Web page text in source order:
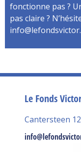
fonctionne pas ?
pas claire ?
Le Fonds
Cantersteen